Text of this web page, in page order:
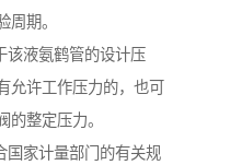
周期。
该液氨鹤管的设计压
允许工作压力的，也可
的整定压力。
国家计量部门的有关规